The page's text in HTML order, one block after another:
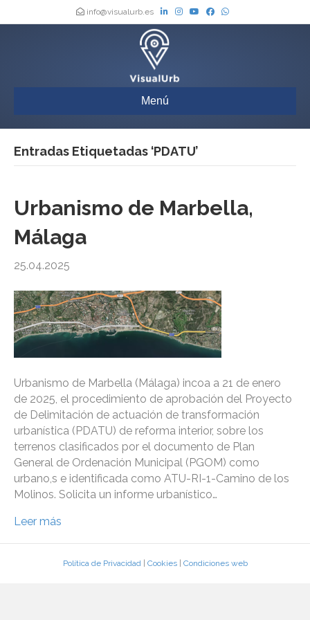
info@visualurb.es
Menú
Entradas Etiquetadas ‘PDATU’
Urbanismo de Marbella,
Málaga
25.04.2025
Urbanismo de Marbella (Málaga) incoa a 21 de enero
de 2025, el procedimiento de aprobación del Proyecto
de Delimitación de actuación de transformación
urbanística (PDATU) de reforma interior, sobre los
terrenos clasificados por el documento de Plan
General de Ordenación Municipal (PGOM) como
urbano,s e identificada como ATU-RI-1-Camino de los
Molinos. Solicita un informe urbanístico…
Leer más
Política de Privacidad| Cookies| Condiciones web